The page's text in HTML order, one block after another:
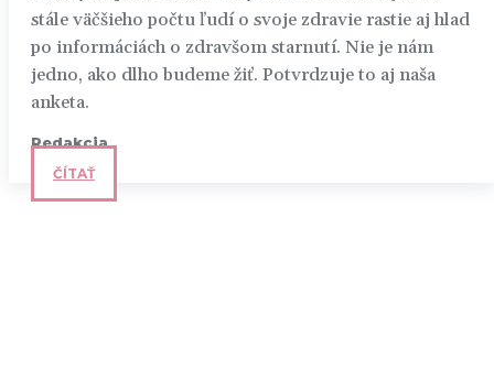
stále väčšieho počtu ľudí o svoje zdravie rastie aj hlad
po informáciách o zdravšom starnutí. Nie je nám
jedno, ako dlho budeme žiť. Potvrdzuje to aj naša
anketa.
Redakcia
ČÍTAŤ